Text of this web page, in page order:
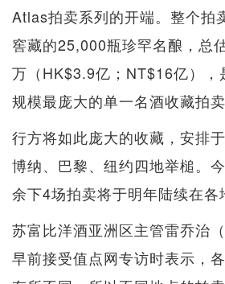
Atlas拍卖系列的开端。整个拍
窖藏的25,000瓶珍罕名酿，总
万（HK$3.9亿；NT$16亿），
规模最庞大的单一名酒收藏拍卖
行方将如此庞大的收藏，安排
博纳、巴黎、纽约四地举槌。
余下4场拍卖将于明年陆续在各
苏富比洋酒亚洲区主管雷乔治
早前接受值点网专访时表示，